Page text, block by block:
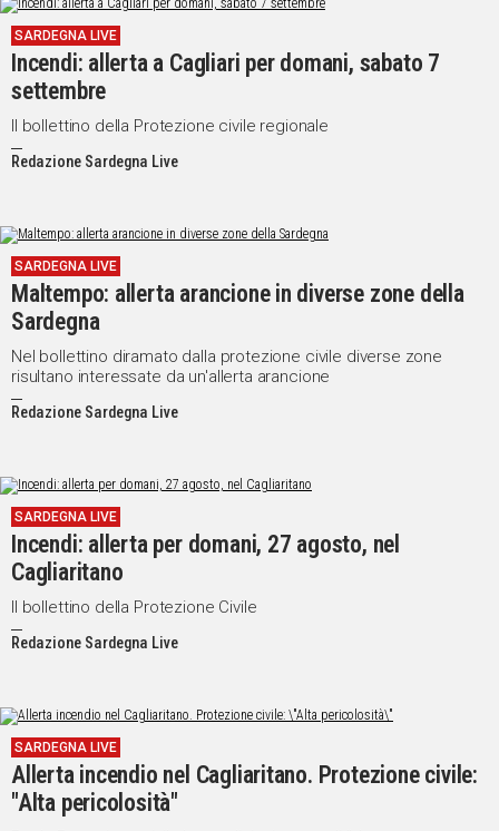
SARDEGNA LIVE
Incendi: allerta a Cagliari per domani, sabato 7
settembre
Il bollettino della Protezione civile regionale
Redazione Sardegna Live
SARDEGNA LIVE
Maltempo: allerta arancione in diverse zone della
Sardegna
Nel bollettino diramato dalla protezione civile diverse zone
risultano interessate da un'allerta arancione
Redazione Sardegna Live
SARDEGNA LIVE
Incendi: allerta per domani, 27 agosto, nel
Cagliaritano
Il bollettino della Protezione Civile
Redazione Sardegna Live
SARDEGNA LIVE
Allerta incendio nel Cagliaritano. Protezione civile:
"Alta pericolosità"